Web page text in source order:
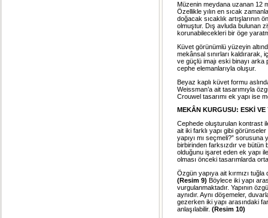
Müzenin meydana uzanan 12
Özellikle yılın en sıcak
doğacak sıcaklık artışlarının
olmuştur. Dış avluda bulunan
korunabilecekleri bir öge
Küvet görünümlü yüzeyin
mekânsal sınırları kaldırarak,
ve güçlü imajı eski binayı
cephe elemanlarıyla oluşur.
Beyaz kaplı küvet formu
Weissman’a ait tasarımıyla
Crouwel tasarımı ek yapı ise
MEKÂN KURGUSU: ESKİ
Cephede oluşturulan kontrast
ait iki farklı yapı gibi
yapıyı mı seçmeli?”
birbirinden farksızdır ve bütün
olduğunu işaret eden ek yapı
olması önceki tasarımlarda
Özgün yapıya ait kırmızı
(Resim 9) Böylece iki yapı
vurgulanmaktadır. Yapının
aynıdır. Aynı döşemeler,
gezerken iki yapı arasındaki
anlaşılabilir. (Resim 10)